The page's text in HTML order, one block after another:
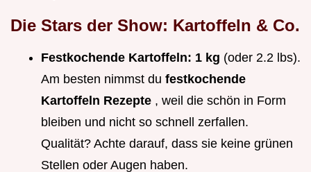
Die Stars der Show: Kartoffeln & Co.
Festkochende Kartoffeln: 1 kg (oder 2.2 lbs).
Am besten nimmst du festkochende
Kartoffeln Rezepte , weil die schön in Form
bleiben und nicht so schnell zerfallen.
Qualität? Achte darauf, dass sie keine grünen
Stellen oder Augen haben.